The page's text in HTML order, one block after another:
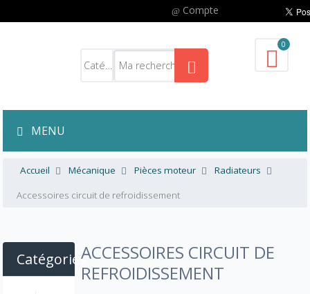
Compte
0
MENU
Accueil Mécanique Pièces moteur
Radiateurs
Accessoires circuit de refroidissement
ACCESSOIRES CIRCUIT DE
REFROIDISSEMENT
Catégories